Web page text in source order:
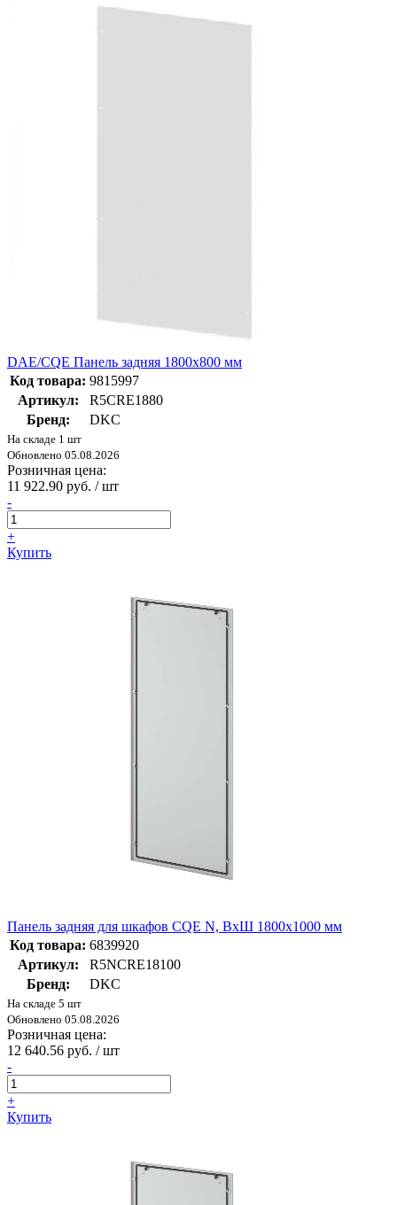
DAE/CQE Панель задняя 1800х800 мм
Код товара: 9815997
Артикул:
R5CRE1880
Бренд:
DKC
На складе 1 шт
Обновлено 05.08.2026
Розничная цена:
11 922.90 руб. / шт
-
+
Купить
Панель задняя для шкафов CQE N, ВхШ 1800х1000 мм
Код товара: 6839920
Артикул:
R5NCRE18100
Бренд:
DKC
На складе 5 шт
Обновлено 05.08.2026
Розничная цена:
12 640.56 руб. / шт
-
+
Купить